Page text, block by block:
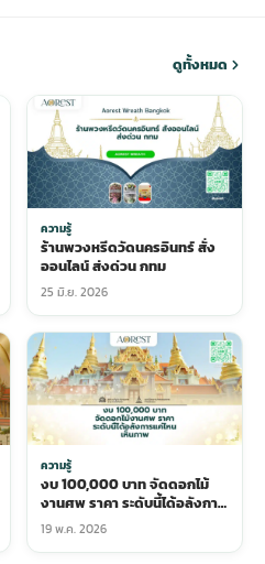
ดูทั้งหมด
ความรู้
ร้านพวงหรีดวัดนครอินทร์ สั่ง
ออนไลน์ ส่งด่วน กทม
25 มิ.ย. 2026
ความรู้
งบ 100,000 บาท จัดดอกไม้
งานศพ ราคา ระดับนี้ได้อลังการ
แค่ไหน เห็นภาพ
19 พ.ค. 2026